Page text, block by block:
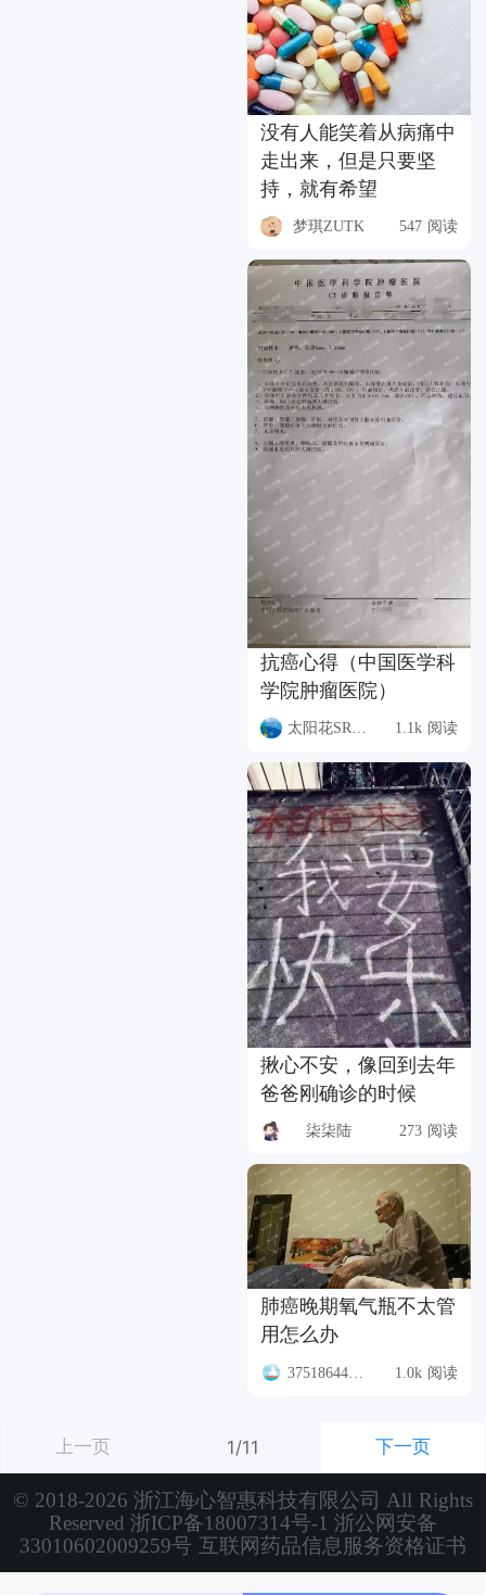
没有人能笑着从病痛中
走出来，但是只要坚
持，就有希望
梦琪ZUTK 547 阅读
抗癌心得（中国医学科
学院肿瘤医院）
太阳花SRCD 1.1k 阅读
揪心不安，像回到去年
爸爸刚确诊的时候
柒柒陆 273 阅读
肺癌晚期氧气瓶不太管
用怎么办
37518644799 1.0k 阅读
上一页 1/11 下一页
© 2018-2026 浙江海心智惠科技有限公司 All Rights
Reserved 浙ICP备18007314号-1 浙公网安备
33010602009259号 互联网药品信息服务资格证书